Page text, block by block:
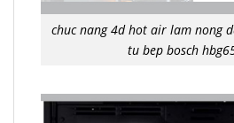
chuc nang 4d hot air lam nong
tu bep bosch